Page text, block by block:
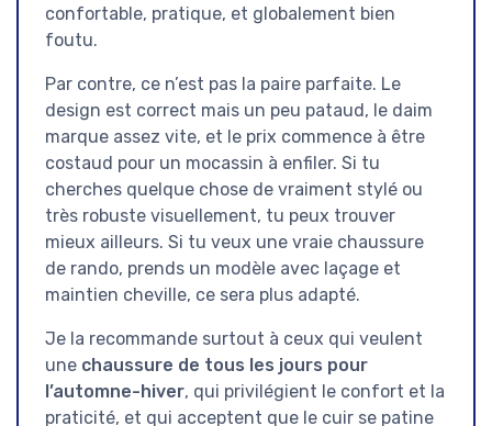
confortable, pratique, et globalement bien
foutu.
Par contre, ce n’est pas la paire parfaite. Le
design est correct mais un peu pataud, le daim
marque assez vite, et le prix commence à être
costaud pour un mocassin à enfiler. Si tu
cherches quelque chose de vraiment stylé ou
très robuste visuellement, tu peux trouver
mieux ailleurs. Si tu veux une vraie chaussure
de rando, prends un modèle avec laçage et
maintien cheville, ce sera plus adapté.
Je la recommande surtout à ceux qui veulent
une chaussure de tous les jours pour
l’automne-hiver, qui privilégient le confort et la
praticité, et qui acceptent que le cuir se patine